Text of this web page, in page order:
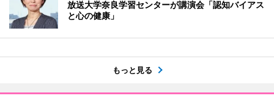
放送大学奈良学習センターが講演会「認知バイアス
と心の健康」
もっと見る